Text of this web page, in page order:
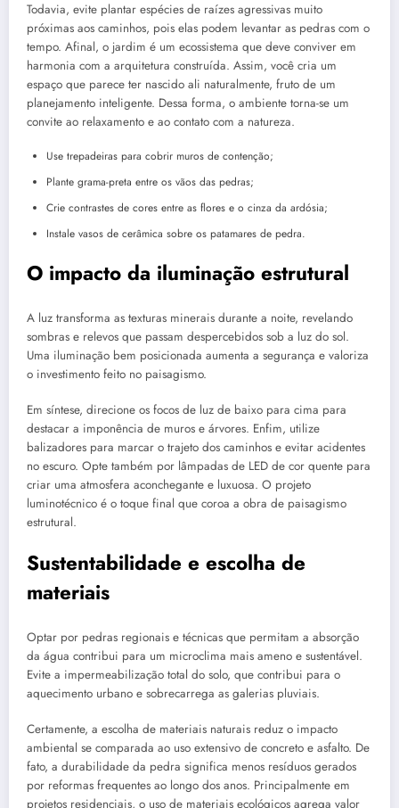
Todavia, evite plantar espécies de raízes agressivas muito
próximas aos caminhos, pois elas podem levantar as pedras com o
tempo. Afinal, o jardim é um ecossistema que deve conviver em
harmonia com a arquitetura construída. Assim, você cria um
espaço que parece ter nascido ali naturalmente, fruto de um
planejamento inteligente. Dessa forma, o ambiente torna-se um
convite ao relaxamento e ao contato com a natureza.
Use trepadeiras para cobrir muros de contenção;
Plante grama-preta entre os vãos das pedras;
Crie contrastes de cores entre as flores e o cinza da ardósia;
Instale vasos de cerâmica sobre os patamares de pedra.
O impacto da iluminação estrutural
A luz transforma as texturas minerais durante a noite, revelando
sombras e relevos que passam despercebidos sob a luz do sol.
Uma iluminação bem posicionada aumenta a segurança e valoriza
o investimento feito no paisagismo.
Em síntese, direcione os focos de luz de baixo para cima para
destacar a imponência de muros e árvores. Enfim, utilize
balizadores para marcar o trajeto dos caminhos e evitar acidentes
no escuro. Opte também por lâmpadas de LED de cor quente para
criar uma atmosfera aconchegante e luxuosa. O projeto
luminotécnico é o toque final que coroa a obra de paisagismo
estrutural.
Sustentabilidade e escolha de
materiais
Optar por pedras regionais e técnicas que permitam a absorção
da água contribui para um microclima mais ameno e sustentável.
Evite a impermeabilização total do solo, que contribui para o
aquecimento urbano e sobrecarrega as galerias pluviais.
Certamente, a escolha de materiais naturais reduz o impacto
ambiental se comparada ao uso extensivo de concreto e asfalto. De
fato, a durabilidade da pedra significa menos resíduos gerados
por reformas frequentes ao longo dos anos. Principalmente em
projetos residenciais, o uso de materiais ecológicos agrega valor